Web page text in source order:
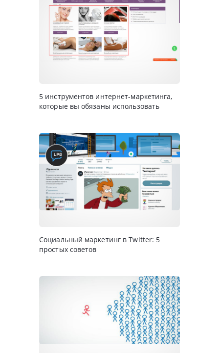
5 инструментов интернет-маркетинга,
которые вы обязаны использовать
Социальный маркетинг в Twitter: 5
простых советов